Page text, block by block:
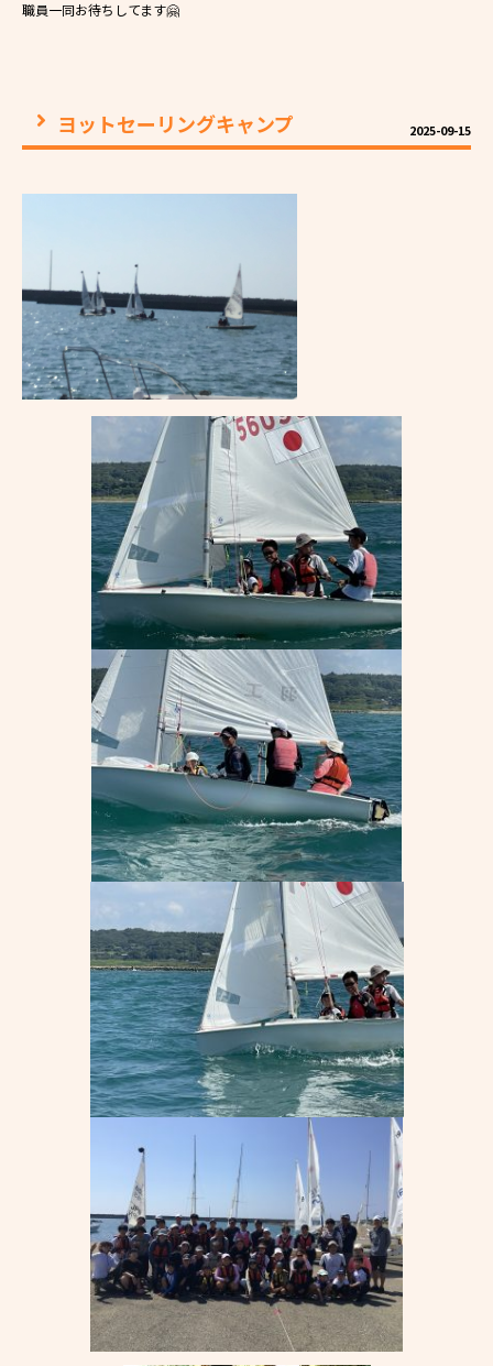
職員一同お待ちしてます🤗
2025-09-15
ヨットセーリングキャンプ